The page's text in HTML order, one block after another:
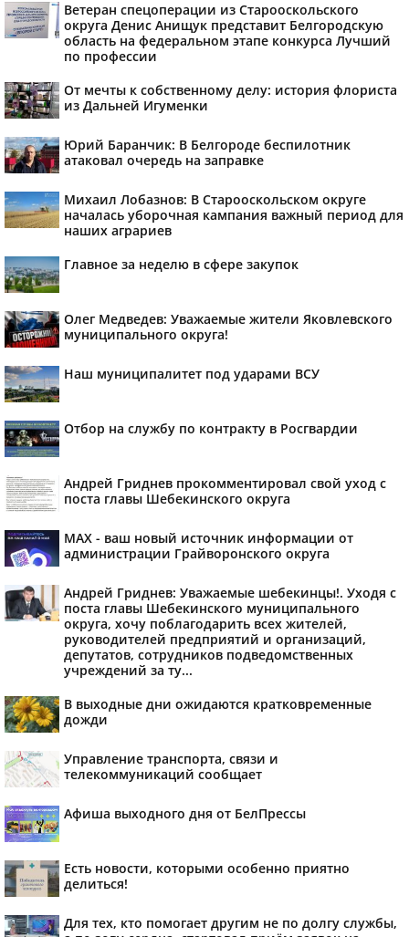
Ветеран спецоперации из Старооскольского
округа Денис Анищук представит Белгородскую
область на федеральном этапе конкурса Лучший
по профессии
От мечты к собственному делу: история флориста
из Дальней Игуменки
Юрий Баранчик: В Белгороде беспилотник
атаковал очередь на заправке
Михаил Лобазнов: В Старооскольском округе
началась уборочная кампания важный период для
наших аграриев
Главное за неделю в сфере закупок
Олег Медведев: Уважаемые жители Яковлевского
муниципального округа!
Наш муниципалитет под ударами ВСУ
Отбор на службу по контракту в Росгвардии
Андрей Гриднев прокомментировал свой уход с
поста главы Шебекинского округа
MAX - ваш новый источник информации от
администрации Грайворонского округа
Андрей Гриднев: Уважаемые шебекинцы!. Уходя с
поста главы Шебекинского муниципального
округа, хочу поблагодарить всех жителей,
руководителей предприятий и организаций,
депутатов, сотрудников подведомственных
учреждений за ту...
В выходные дни ожидаются кратковременные
дожди
Управление транспорта, связи и
телекоммуникаций сообщает
Афиша выходного дня от БелПрессы
Есть новости, которыми особенно приятно
делиться!
Для тех, кто помогает другим не по долгу службы,